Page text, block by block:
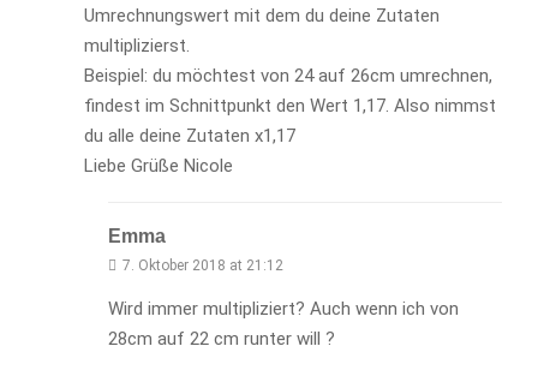
Umrechnungswert mit dem du deine Zutaten
multiplizierst.
Beispiel: du möchtest von 24 auf 26cm umrechnen,
findest im Schnittpunkt den Wert 1,17. Also nimmst
du alle deine Zutaten x1,17
Liebe Grüße Nicole
Emma
7. Oktober 2018 at 21:12
Wird immer multipliziert? Auch wenn ich von
28cm auf 22 cm runter will ?